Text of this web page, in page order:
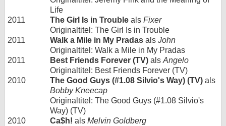
Life
2011
The Girl Is in Trouble als Fixer
Originaltitel: The Girl Is in Trouble
2011
Walk a Mile in My Pradas als John
Originaltitel: Walk a Mile in My Pradas
2011
Best Friends Forever (TV) als Angelo
Originaltitel: Best Friends Forever (TV)
2010
The Good Guys (#1.08 Silvio's Way) (TV) als
Bobby Kneecap
Originaltitel: The Good Guys (#1.08 Silvio's
Way) (TV)
2010
Ca$h! als Melvin Goldberg